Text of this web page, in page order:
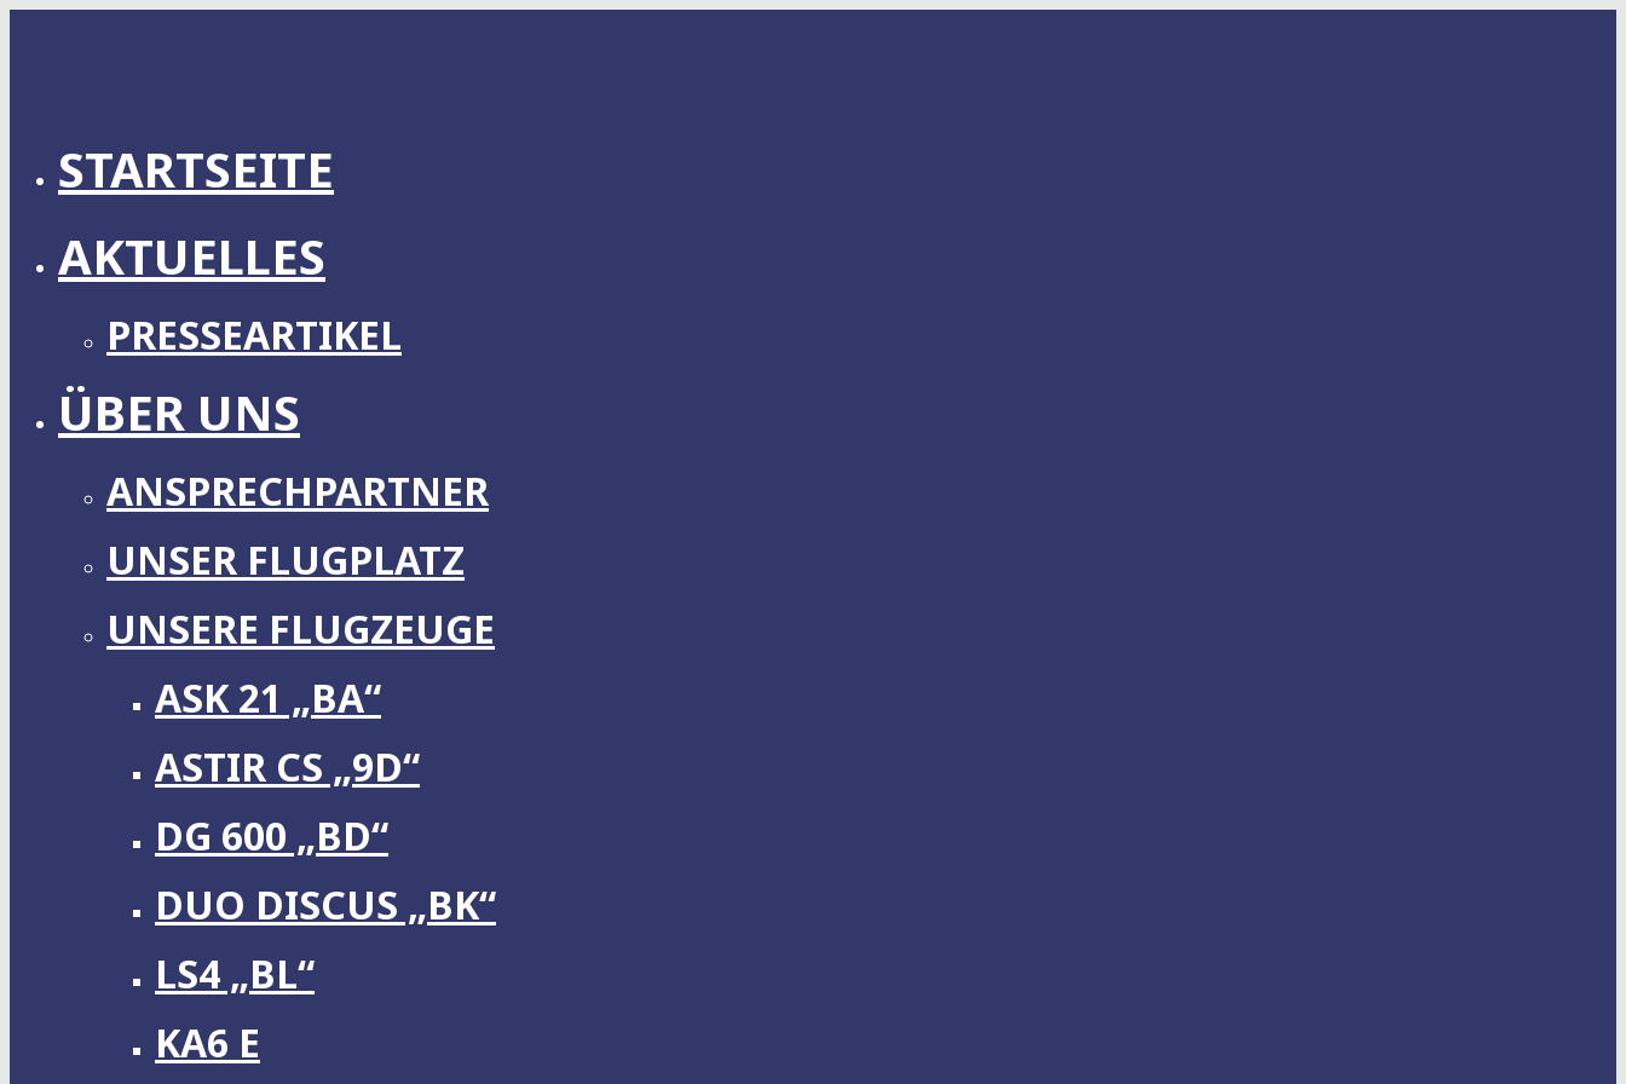
STARTSEITE
AKTUELLES
PRESSEARTIKEL
ÜBER UNS
ANSPRECHPARTNER
UNSER FLUGPLATZ
UNSERE FLUGZEUGE
ASK 21 „BA“
ASTIR CS „9D“
DG 600 „BD“
DUO DISCUS „BK“
LS4 „BL“
KA6 E